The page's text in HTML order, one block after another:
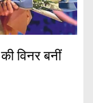
विनर बनीं